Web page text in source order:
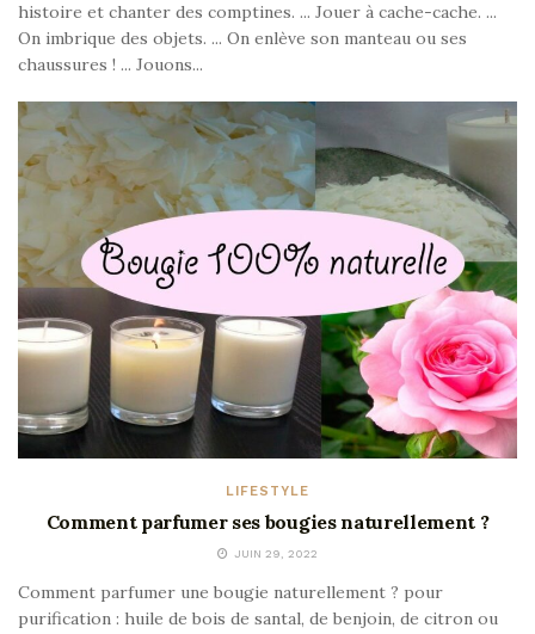
histoire et chanter des comptines. ... Jouer à cache-cache. ...
On imbrique des objets. ... On enlève son manteau ou ses
chaussures ! ... Jouons...
LIFESTYLE
Comment parfumer ses bougies naturellement ?
JUIN 29, 2022
Comment parfumer une bougie naturellement ? pour
purification : huile de bois de santal, de benjoin, de citron ou